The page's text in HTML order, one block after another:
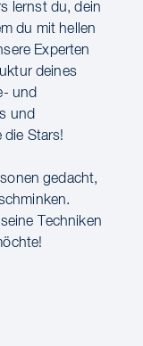
lernst du, dein
du mit hellen
Experten
deines
und
und
die Stars!
gedacht,
Techniken